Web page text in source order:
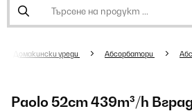
Домакински уреди Абсорбатори
Paolo 52cm 439m³/h